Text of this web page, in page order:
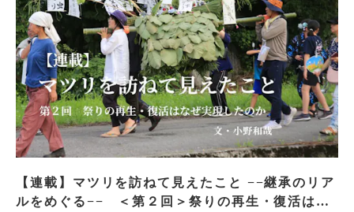
【連載】マツリを訪ねて見えたこと −−継承のリア
ルをめぐる−− ＜第２回＞祭りの再生・復活はな